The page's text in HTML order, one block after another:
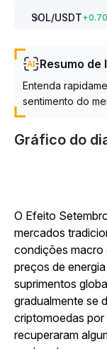
SOL/USDT+0.70
Resumo de
Entenda
sentimento do
Gráfico do
O Efeito
mercados
condições macro
preços de
suprimentos
gradualmente se
criptomoedas
recuperaram